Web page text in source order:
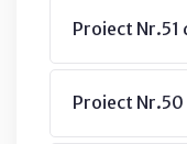
Proiect
Proiect